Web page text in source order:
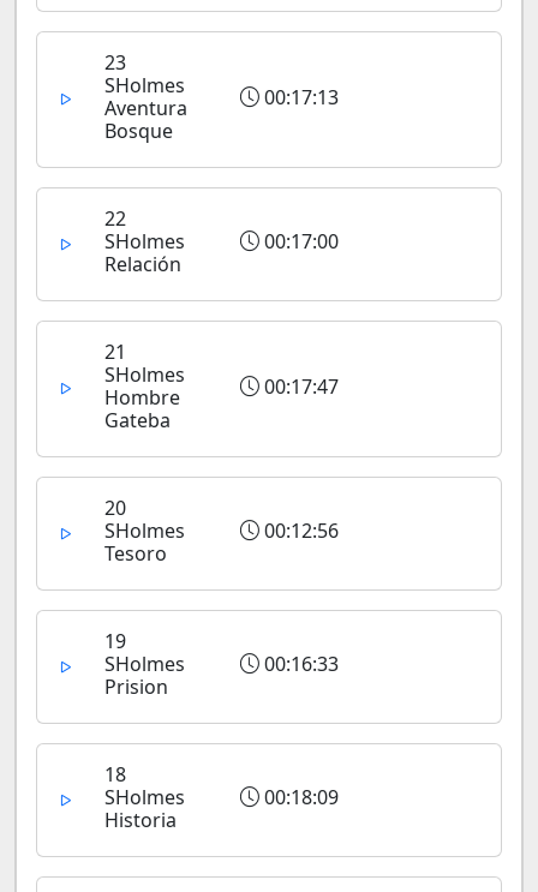
23
SHolmes
Aventura
Bosque
00:17:13
22
SHolmes
Relación
00:17:00
21
SHolmes
Hombre
Gateba
00:17:47
20
SHolmes
Tesoro
00:12:56
19
SHolmes
Prision
00:16:33
18
SHolmes
Historia
00:18:09